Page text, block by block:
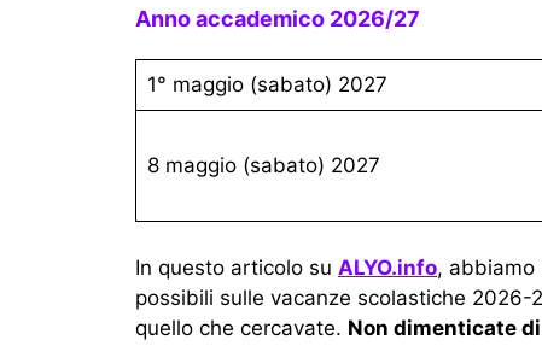
Anno accademico 2026/27
1° maggio (sabato) 2027
8 maggio (sabato) 2027
In questo articolo su ALYO.info, abbiamo
possibili sulle vacanze scolastiche
quello che cercavate. Non dimenticate